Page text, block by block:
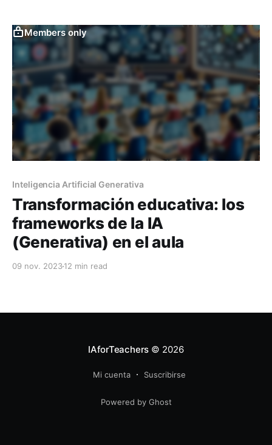
Members only
Inteligencia Artificial Generativa
Transformación educativa: los
frameworks de la IA
(Generativa) en el aula
09 nov. 202312 min read
IAforTeachers © 2026
Mi cuenta Suscribirse
Powered by Ghost